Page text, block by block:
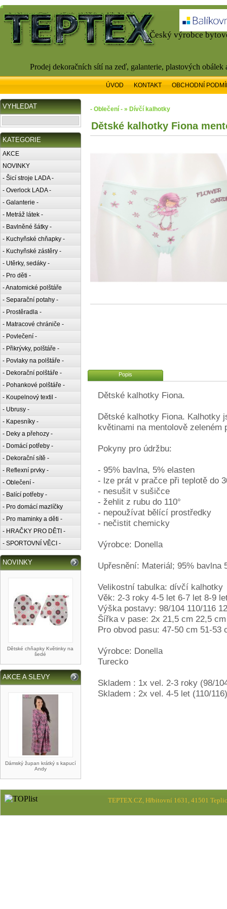
Český výrobce
Prodej dekoračních sítí na zeď, galanterie, plastových
ÚVOD KONTAKT OBCHODNÍ
VYHLEDAT
KATEGORIE
AKCE
NOVINKY
- Šicí stroje LADA -
- Overlock LADA -
- Galanterie -
- Metráž látek -
- Bavlněné šátky -
- Kuchyňské chňapky -
- Kuchyňské zástěry -
- Utěrky, sedáky -
- Pro děti -
- Anatomické polštáře
- Separační potahy -
- Prostěradla -
- Matracové chrániče -
- Povlečení -
- Přikrývky, polštáře -
- Povlaky na polštáře -
- Dekorační polštáře -
- Pohankové polštáře -
- Koupelnový textil -
- Ubrusy -
- Kapesníky -
- Deky a přehozy -
- Domácí potřeby -
- Dekorační sítě -
- Reflexní prvky -
- Oblečení -
- Balící potřeby -
- Pro domácí mazlíčky
- Pro maminky a děti -
- HRAČKY PRO DĚTI -
- SPORTOVNÍ VĚCI -
NOVINKY
Dětské chňapky Květinky na
šedé
AKCE A SLEVY
Dámský župan krátký s kapucí
Andy
- Oblečení - » Dívčí kalhotky
Dětské kalhotky Fiona
Popis
Dětské kalhotky Fiona.
Dětské kalhotky Fiona. Kalhotky
květinami na mentolově zeleném
Pokyny pro údržbu:
- 95% bavlna, 5% elasten
- lze prát v pračce při teplotě do
- nesušit v sušičce
- žehlit z rubu do 110°
- nepoužívat bělící prostředky
- nečistit chemicky
Výrobce: Donella
Upřesnění: Materiál; 95% bavlna
Velikostní tabulka: dívčí kalhotky
Věk: 2-3 roky 4-5 let 6-7 let 8-9
Výška postavy: 98/104 110/116
Šířka v pase: 2x 21,5 cm 22,5
Pro obvod pasu: 47-50 cm 51-53
Výrobce: Donella
Turecko
Skladem : 1x vel. 2-3 roky (98/
Skladem : 2x vel. 4-5 let (110/116)
TEPTEX.CZ, Hřbitovní 1631, 41501